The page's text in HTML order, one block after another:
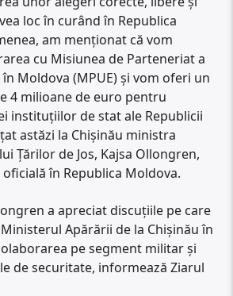
loc în curând în Republica
am menționat că vom
cu Misiunea de Parteneriat a
Moldova (MPUE) și vom oferi un
4 milioane de euro pentru
instituțiilor de stat ale Republicii
astăzi la Chișinău ministra
Țărilor de Jos, Kajsa Ollongren,
în Republica Moldova.
a apreciat discuțiile pe care
Apărării de la Chișinău în
pe segment militar și
de securitate, informează Ziarul